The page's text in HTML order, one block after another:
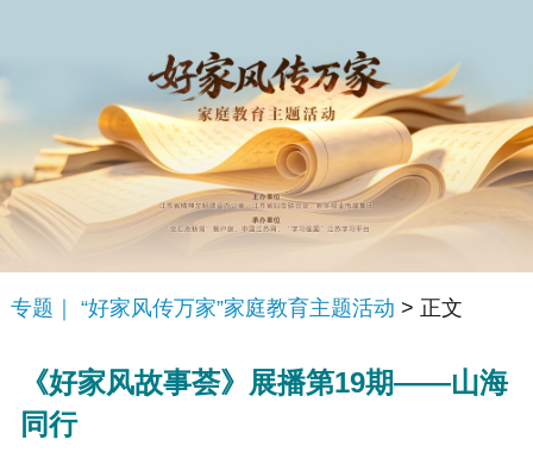
专题｜ “好家风传万家”家庭教育主题活动 > 正文
《好家风故事荟》展播第19期——山海
同行